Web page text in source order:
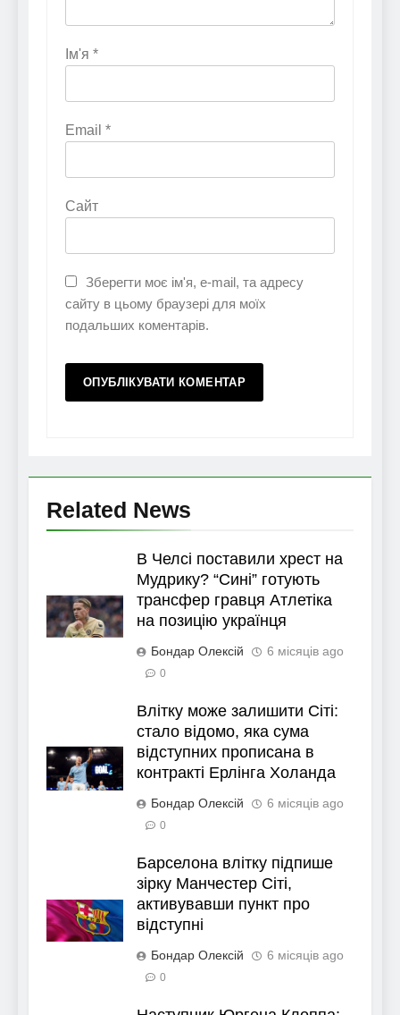
Ім'я *
Email *
Сайт
Зберегти моє ім'я, e-mail, та адресу
сайту в цьому браузері для моїх
подальших коментарів.
Related News
В Челсі поставили хрест на
Мудрику? “Сині” готують
трансфер гравця Атлетіка
на позицію українця
Бондар Олексій 6 місяців ago
0
Влітку може залишити Сіті:
стало відомо, яка сума
відступних прописана в
контракті Ерлінга Холанда
Бондар Олексій 6 місяців ago
0
Барселона влітку підпише
зірку Манчестер Сіті,
активувавши пункт про
відступні
Бондар Олексій 6 місяців ago
0